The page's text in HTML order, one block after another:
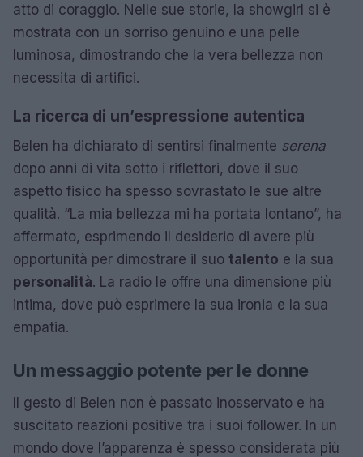
atto di coraggio. Nelle sue storie, la showgirl si è
mostrata con un sorriso genuino e una pelle
luminosa, dimostrando che la vera bellezza non
necessita di artifici.
La ricerca di un’espressione autentica
Belen ha dichiarato di sentirsi finalmente serena
dopo anni di vita sotto i riflettori, dove il suo
aspetto fisico ha spesso sovrastato le sue altre
qualità. “La mia bellezza mi ha portata lontano”, ha
affermato, esprimendo il desiderio di avere più
opportunità per dimostrare il suo talento e la sua
personalità. La radio le offre una dimensione più
intima, dove può esprimere la sua ironia e la sua
empatia.
Un messaggio potente per le donne
Il gesto di Belen non è passato inosservato e ha
suscitato reazioni positive tra i suoi follower. In un
mondo dove l’apparenza è spesso considerata più